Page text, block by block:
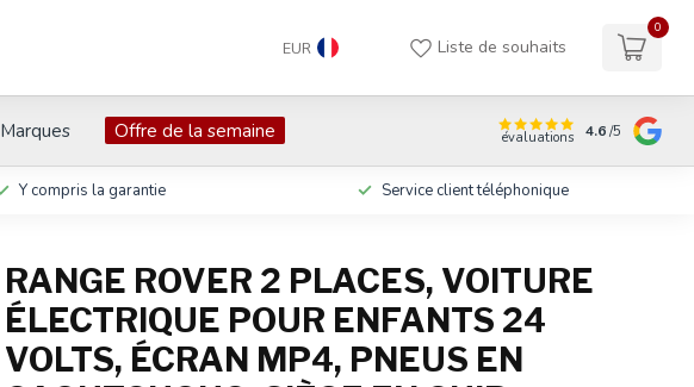
EUR Liste de souhaits
0
Marques Offre de la semaine évaluations 4.6/5
Y compris la garantie Service client téléphonique
RANGE ROVER 2 PLACES, VOITURE
ÉLECTRIQUE POUR ENFANTS 24
VOLTS, ÉCRAN MP4, PNEUS EN